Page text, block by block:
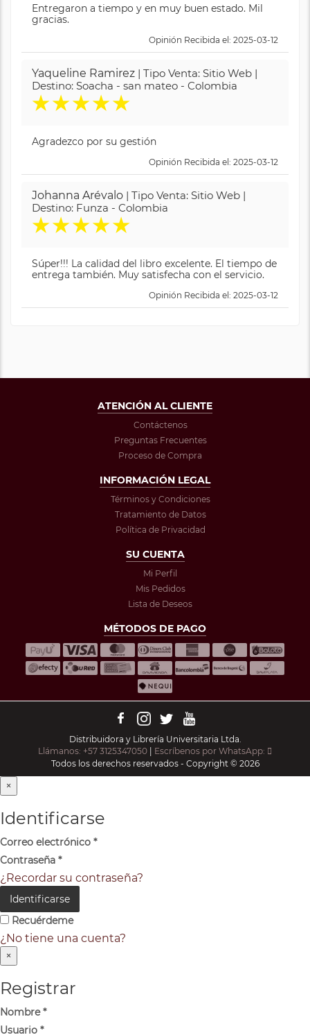
Entregaron a tiempo y en muy buen estado. Mil
gracias.
Opinión Recibida el: 2025-03-12
Yaqueline Ramirez | Tipo Venta: Sitio Web |
Destino: Soacha - san mateo - Colombia
★★★★★
Agradezco por su gestión
Opinión Recibida el: 2025-03-12
Johanna Arévalo | Tipo Venta: Sitio Web |
Destino: Funza - Colombia
★★★★★
Súper!!! La calidad del libro excelente. El tiempo de
entrega también. Muy satisfecha con el servicio.
Opinión Recibida el: 2025-03-12
ATENCIÓN AL CLIENTE
Contáctenos
Preguntas Frecuentes
Proceso de Compra
INFORMACIÓN LEGAL
Términos y Condiciones
Tratamiento de Datos
Política de Privacidad
SU CUENTA
Mi Perfil
Mis Pedidos
Lista de Deseos
MÉTODOS DE PAGO
Distribuidora y Librería Universitaria Ltda.
Llámanos: +57 3125347050 | Escríbenos por WhatsApp:
Todos los derechos reservados - Copyright © 2026
×
Identificarse
Correo electrónico *
Contraseña *
¿Recordar su contraseña?
Identificarse
Recuérdeme
¿No tiene una cuenta?
×
Registrar
Nombre*
Usuario *